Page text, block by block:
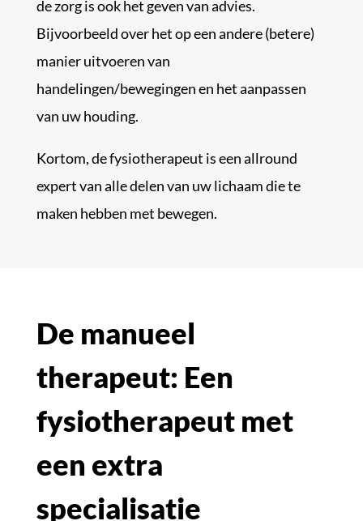
de zorg is ook het geven van advies.
Bijvoorbeeld over het op een andere (betere)
manier uitvoeren van
handelingen/bewegingen en het aanpassen
van uw houding.
Kortom, de fysiotherapeut is een allround
expert van alle delen van uw lichaam die te
maken hebben met bewegen.
De manueel
therapeut: Een
fysiotherapeut met
een extra
specialisatie